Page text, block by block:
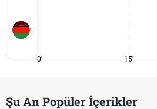
0' 15'
Şu An Popüler İçerikler